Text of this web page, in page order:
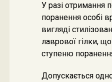
У разі отримання
поранення особі
вигляді
лаврової гілки,
ступеню
Допускається